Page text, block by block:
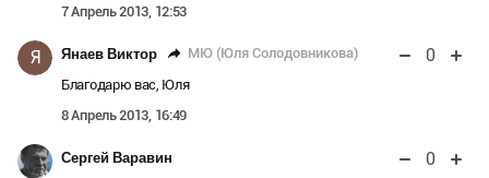
7 Апрель 2013, 12:53
Я Янаев Виктор МЮ (Юля Солодовникова) 0
Благодарю вас, Юля
8 Апрель 2013, 16:49
Сергей Варавин 0